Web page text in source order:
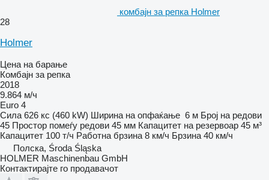
комбајн за репка Holmer
28
Holmer
Цена на барање
Комбајн за репка
2018
9.864 м/ч
Euro 4
Сила 626 кс (460 kW) Ширина на опфаќање 6 м Број на редови
45 Простор помеѓу редови 45 мм Капацитет на резервоар 45 м³
Капацитет 100 т/ч Работна брзина 8 км/ч Брзина 40 км/ч
Полска, Środa Śląska
HOLMER Maschinenbau GmbH
Контактирајте го продавачот